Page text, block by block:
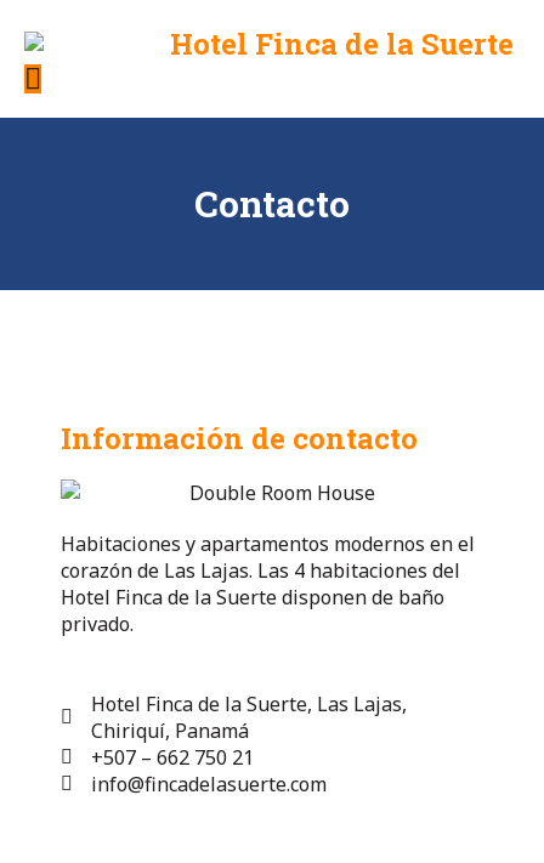
Hotel Finca de la Suerte
Las
Lajas,
Contacto
Información de contacto
Habitaciones y apartamentos modernos en el
corazón de Las Lajas. Las 4 habitaciones del
Hotel Finca de la Suerte disponen de baño
privado.
Hotel Finca de la Suerte, Las Lajas,
Chiriquí, Panamá
+507 – 662 750 21
info@fincadelasuerte.com